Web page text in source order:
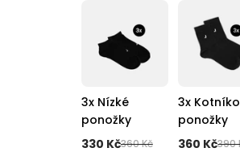
3x Nízké
ponožky
330 Kč360 Kč
3x
ponožky
360 Kč390